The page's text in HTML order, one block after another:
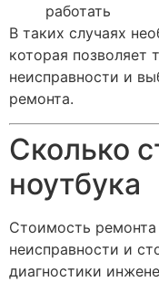
работать
В таких случаях
которая позволяет
неисправности и
ремонта.
Сколько
ноутбука
Стоимость
неисправности и
диагностики